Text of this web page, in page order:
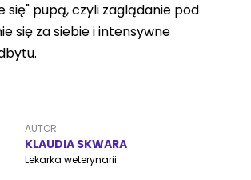
ras psów
się" pupą, czyli zaglądanie pod
się za siebie i intensywne
AUTOR
KLAUDIA SKWARA
Lekarka weterynarii